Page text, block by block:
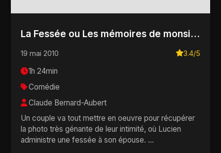
La Fessée ou Les mémoires de monsieur Léon maître-fesseur
19 mai 2010 3.4/5
1h 24min
Comédie
Claude Bernard-Aubert
Un couple va tout mettre en oeuvre pour récupérer
la photo très génante de leur intimité, où Lucien
administre une fessée à son épouse. ...